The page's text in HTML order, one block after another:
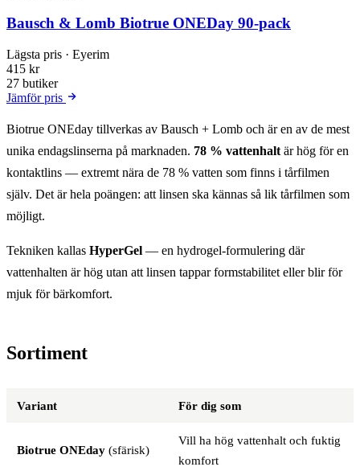
Bausch & Lomb Biotrue ONEDay 90-pack
Lägsta pris · Eyerim
415 kr
27 butiker
Jämför pris
Biotrue ONEday tillverkas av Bausch + Lomb och är en av de mest
unika endagslinserna på marknaden. 78 % vattenhalt är hög för en
kontaktlins — extremt nära de 78 % vatten som finns i tårfilmen
själv. Det är hela poängen: att linsen ska kännas så lik tårfilmen som
möjligt.
Tekniken kallas HyperGel — en hydrogel-formulering där
vattenhalten är hög utan att linsen tappar formstabilitet eller blir för
mjuk för bärkomfort.
Sortiment
Variant För dig som
Biotrue ONEday(sfärisk)
Vill ha hög vattenhalt och fuktig
komfort